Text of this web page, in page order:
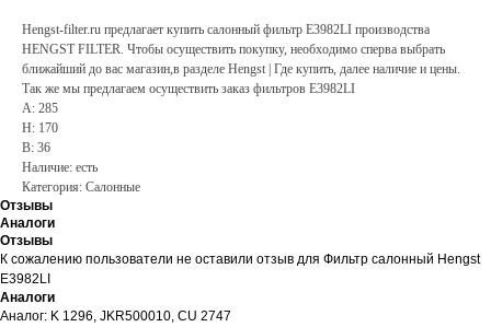
Hengst-filter.ru предлагает купить салонный фильтр E3982LI производства
HENGST FILTER. Чтобы осуществить покупку, необходимо сперва выбрать
ближайший до вас магазин,в разделе Hengst | Где купить, далее наличие и цены.
Так же мы предлагаем осуществить заказ фильтров E3982LI
A: 285
H: 170
B: 36
Наличие: есть
Категория: Салонные
Отзывы
Аналоги
Отзывы
К сожалению пользователи не оставили отзыв для Фильтр салонный Hengst
E3982LI
Аналоги
Аналог: K 1296, JKR500010, CU 2747